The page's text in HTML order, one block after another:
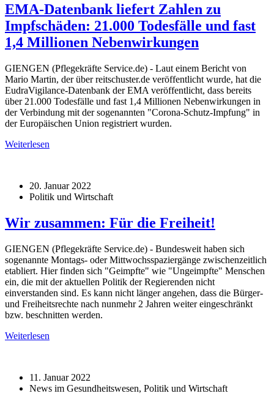
EMA-Datenbank liefert Zahlen zu
Impfschäden: 21.000 Todesfälle und fast
1,4 Millionen Nebenwirkungen
GIENGEN (Pflegekräfte Service.de) - Laut einem Bericht von
Mario Martin, der über reitschuster.de veröffentlicht wurde, hat die
EudraVigilance-Datenbank der EMA veröffentlicht, dass bereits
über 21.000 Todesfälle und fast 1,4 Millionen Nebenwirkungen in
der Verbindung mit der sogenannten "Corona-Schutz-Impfung" in
der Europäischen Union registriert wurden.
Weiterlesen
20. Januar 2022
Politik und Wirtschaft
Wir zusammen: Für die Freiheit!
GIENGEN (Pflegekräfte Service.de) - Bundesweit haben sich
sogenannte Montags- oder Mittwochsspaziergänge zwischenzeitlich
etabliert. Hier finden sich "Geimpfte" wie "Ungeimpfte" Menschen
ein, die mit der aktuellen Politik der Regierenden nicht
einverstanden sind. Es kann nicht länger angehen, dass die Bürger-
und Freiheitsrechte nach nunmehr 2 Jahren weiter eingeschränkt
bzw. beschnitten werden.
Weiterlesen
11. Januar 2022
News im Gesundheitswesen, Politik und Wirtschaft